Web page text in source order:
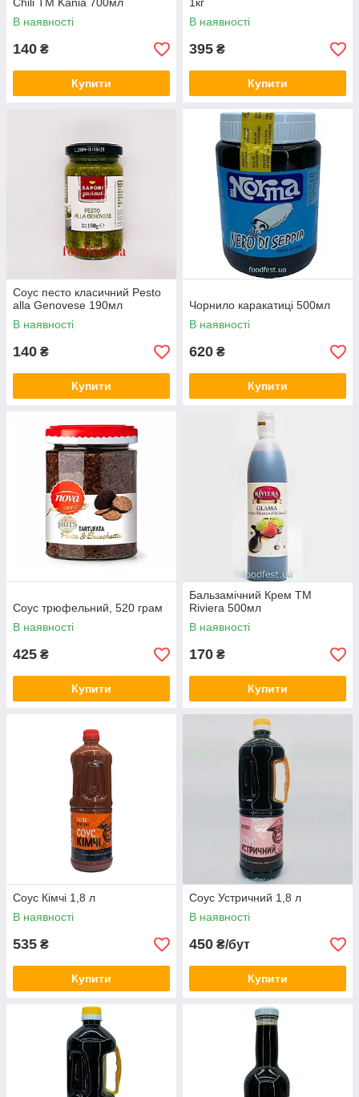
В наявності
140 ₴
Купити
В наявності
395 ₴
Купити
Соус песто класичний Pesto
alla Genovese 190мл
В наявності
140 ₴
Купити
Чорнило каракатиці 500мл
В наявності
620 ₴
Купити
Соус трюфельний, 520 грам
В наявності
425 ₴
Купити
Бальзамічний Крем ТМ
Riviera 500мл
В наявності
170 ₴
Купити
Соус Кімчі 1,8 л
В наявності
535 ₴
Купити
Соус Устричний 1,8 л
В наявності
450 ₴/бут
Купити